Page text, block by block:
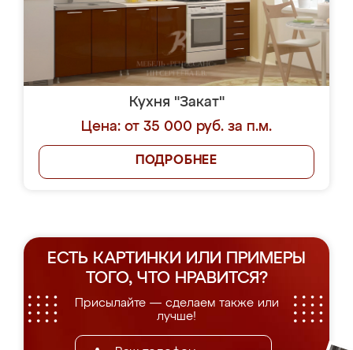
Кухня "Закат"
Цена: от 35 000 руб. за п.м.
ПОДРОБНЕЕ
ЕСТЬ КАРТИНКИ ИЛИ ПРИМЕРЫ
ТОГО, ЧТО НРАВИТСЯ?
Присылайте — сделаем также или
лучше!